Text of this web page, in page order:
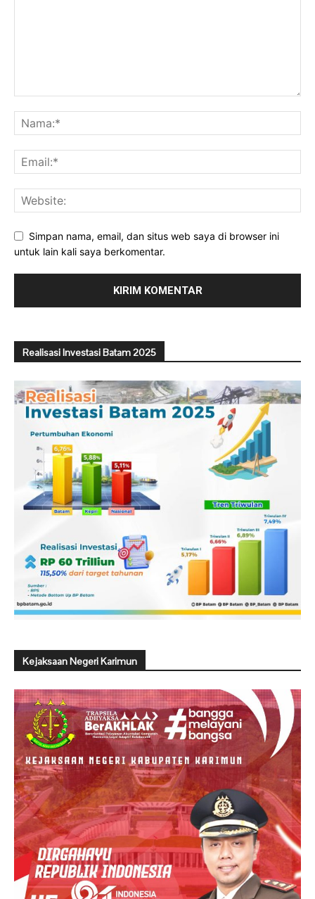
Simpan nama, email, dan situs web saya di browser ini
untuk lain kali saya berkomentar.
Realisasi Investasi Batam 2025
Kejaksaan Negeri Karimun